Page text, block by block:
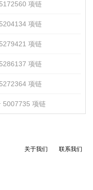
项链
项链
项链
项链
项链
5007735 项链
关于我们 联系我们